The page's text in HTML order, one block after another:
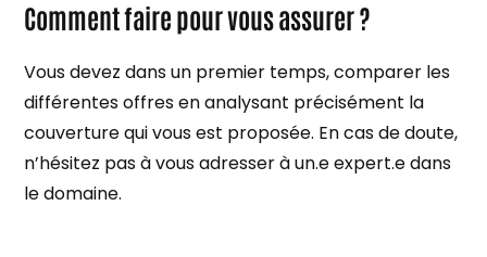
Comment faire pour vous assurer ?
Vous devez dans un premier temps, comparer les
différentes offres en analysant précisément la
couverture qui vous est proposée. En cas de doute,
n’hésitez pas à vous adresser à un.e expert.e dans
le domaine.